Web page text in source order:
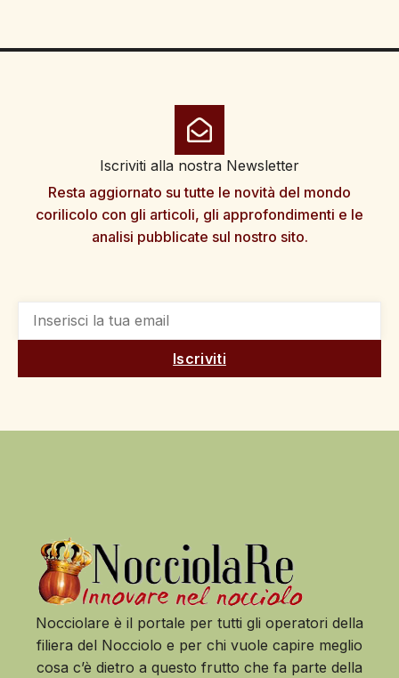
Iscriviti alla nostra Newsletter
Resta aggiornato su tutte le novità del mondo
corilicolo con gli articoli, gli approfondimenti e le
analisi pubblicate sul nostro sito.
Iscriviti
Nocciolare è il portale per tutti gli operatori della
filiera del Nocciolo e per chi vuole capire meglio
cosa c’è dietro a questo frutto che fa parte della